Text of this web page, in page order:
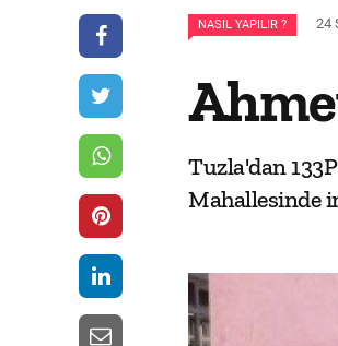
NASIL YAPILIR ? 24
Tuzla'dan
Mahallesinde